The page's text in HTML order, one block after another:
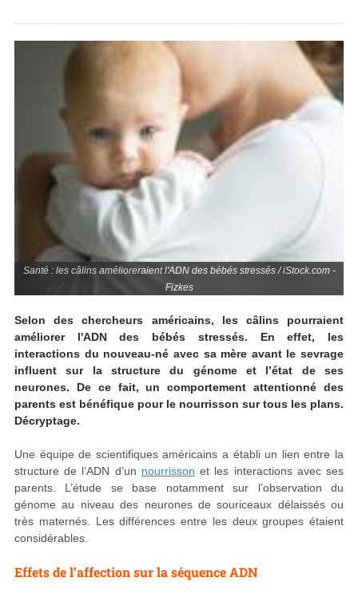
Santé : les câlins amélioreraient l'ADN des bébés stressés / iStock.com -
Fizkes
Selon des chercheurs américains, les câlins pourraient
améliorer l'ADN des bébés stressés. En effet, les
interactions du nouveau-né avec sa mère avant le sevrage
influent sur la structure du génome et l’état de ses
neurones. De ce fait, un comportement attentionné des
parents est bénéfique pour le nourrisson sur tous les plans.
Décryptage.
Une équipe de scientifiques américains a établi un lien entre la
structure de l’ADN d’un nourrisson et les interactions avec ses
parents. L’étude se base notamment sur l’observation du
génome au niveau des neurones de souriceaux délaissés ou
très maternés. Les différences entre les deux groupes étaient
considérables.
Effets de l’affection sur la séquence ADN